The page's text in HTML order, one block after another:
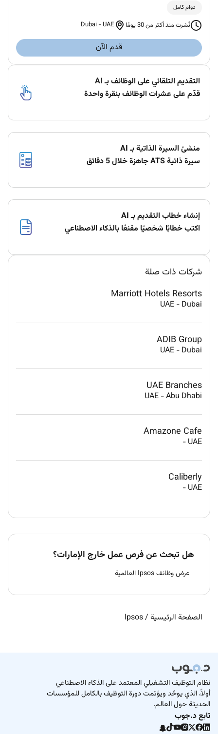
دوام كامل
نُشرت منذ أكثر من 30 يومًا Dubai -UAE
قدم الآن
التقديم التلقائي على الوظائف بـ AI
قدّم على عشرات الوظائف بنقرة واحدة
منشئ السيرة الذاتية بـ AI
سيرة ذاتية ATS جاهزة خلال 5 دقائق
إنشاء خطاب التقديم بـ AI
اكتب خطابًا شخصيًا مقنعًا بالذكاء الاصطناعي
شركات ذات صلة
Marriott Hotels Resorts
UAE - Dubai
ADIB Group
UAE - Dubai
UAE Branches
UAE -Abu Dhabi
Amazone Cafe
UAE
-
Caliberly
UAE
-
هل تبحث عن فرص عمل خارج الإمارات؟
عرض وظائف Ipsos العالمية
الصفحة الرئيسية /
Ipsos
نظام التوظيف التشغيلي المعتمد على الذكاء الاصطناعي
أولاً، الذي يوحّد ويؤتمت دورة التوظيف بالكامل للمؤسسات
الحديثة حول العالم.
تابع د.جوب